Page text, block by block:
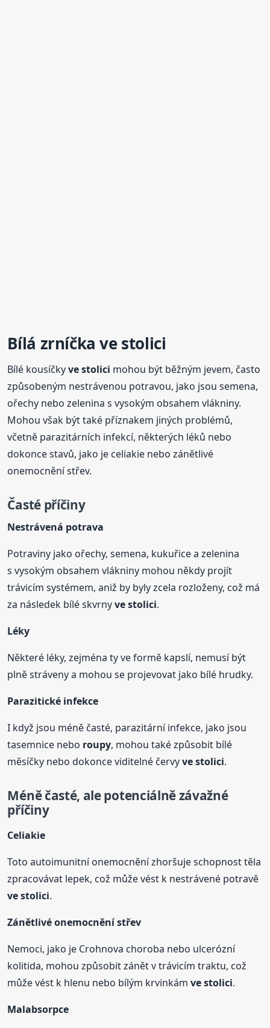
Bílá zrníčkave stolici
Bílé kousíčkyve stolici mohou být běžným jevem, často
způsobeným nestrávenou potravou, jako jsou semena,
ořechy nebo zelenina s vysokým obsahem vlákniny.
Mohou však být také příznakem jiných problémů,
včetně parazitárních infekcí, některých léků nebo
dokonce stavů, jako je celiakie nebo zánětlivé
onemocnění střev.
Časté příčiny
Nestrávená potrava
Potraviny jako ořechy, semena, kukuřice a zelenina
s vysokým obsahem vlákniny mohou někdy projít
trávicím systémem, aniž by byly zcela rozloženy, což má
za následek bílé skvrnyve stolici.
Léky
Některé léky, zejména ty ve formě kapslí, nemusí být
plně stráveny a mohou se projevovat jako bílé hrudky.
Parazitické infekce
I když jsou méně časté, parazitární infekce, jako jsou
tasemnice nebo roupy, mohou také způsobit bílé
měsíčky nebo dokonce viditelné červyve stolici.
Méně časté, ale potenciálně závažné
příčiny
Celiakie
Toto autoimunitní onemocnění zhoršuje schopnost těla
zpracovávat lepek, což může vést k nestrávené potravě
ve stolici.
Zánětlivé onemocnění střev
Nemoci, jako je Crohnova choroba nebo ulcerózní
kolitida, mohou způsobit zánět v trávicím traktu, což
může vést k hlenu nebo bílým krvinkámve stolici.
Malabsorpce